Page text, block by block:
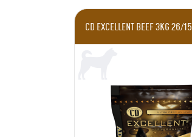
CD EXCELLENT BEEF 3KG 26/15